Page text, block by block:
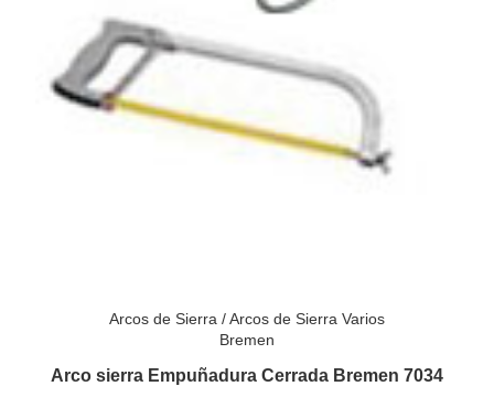
Arcos de Sierra /Arcos de Sierra Varios
Bremen
Arco sierra Empuñadura Cerrada Bremen 7034